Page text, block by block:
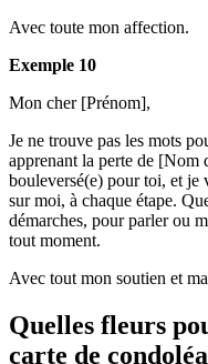
Avec toute mon affection.
Exemple 10
Mon cher [Prénom],
Je ne trouve pas les mots
apprenant la perte de [Nom
bouleversé(e) pour toi, et je
sur moi, à chaque étape.
démarches, pour parler ou
tout moment.
Avec tout mon soutien et
Quelles fleurs
carte de